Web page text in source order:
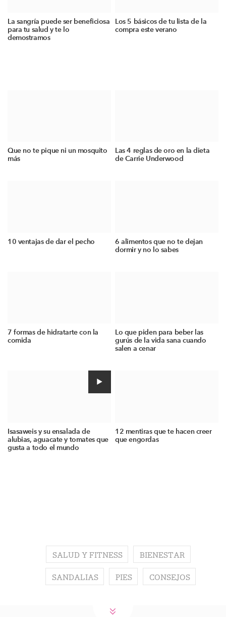
La sangría puede ser beneficiosa
para tu salud y te lo
demostramos
Los 5 básicos de tu lista de la
compra este verano
Que no te pique ni un mosquito
más
Las 4 reglas de oro en la dieta
de Carrie Underwood
10 ventajas de dar el pecho
6 alimentos que no te dejan
dormir y no lo sabes
7 formas de hidratarte con la
comida
Lo que piden para beber las
gurús de la vida sana cuando
salen a cenar
Isasaweis y su ensalada de
alubias, aguacate y tomates que
gusta a todo el mundo
12 mentiras que te hacen creer
que engordas
SALUD Y FITNESS BIENESTAR
SANDALIAS PIES CONSEJOS